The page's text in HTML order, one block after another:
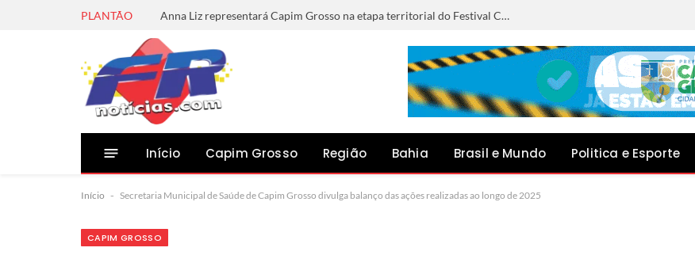
PLANTÃO Anna Liz representará Capim Grosso na etapa territorial do Festival Canto do Jacuípe, em Baixa Grande
Início Capim Grosso Região Bahia Brasil e Mundo Politica e Esporte
Início - Secretaria Municipal de Saúde de Capim Grosso divulga balanço das ações realizadas ao longo de 2025
CAPIM GROSSO